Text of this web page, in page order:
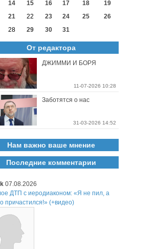
14 15 16 17 18
19
21 22 23 24 25
26
28 29 30 31
От редактора
ДЖИММИ И БОРЯ
11-07-2026 10:28
Заботятся о нас
31-03-2026 14:52
Нам важно ваше мнение
Последние комментарии
07.08.2026
ДТП с иеродиаконом: «Я не пил, а
причастился!» (+видео)